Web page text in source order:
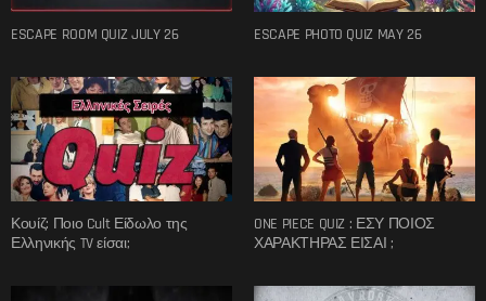
ESCAPE ROOM QUIZ JULY 26 ESCAPE PHOTO QUIZ MAY 26
Κουίζ: Ποιο Cult Είδωλο της
Ελληνικής TV είσαι;
ONE PIECE QUIZ : ΕΣΥ ΠΟΙΟΣ
ΧΑΡΑΚΤΗΡΑΣ ΕΙΣΑΙ ;